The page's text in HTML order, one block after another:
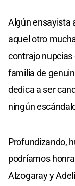
Algún ensayista
aquel otro
contrajo nupcias
familia de
dedica a ser
ningún
Profundizando,
podríamos
Alzogaray y